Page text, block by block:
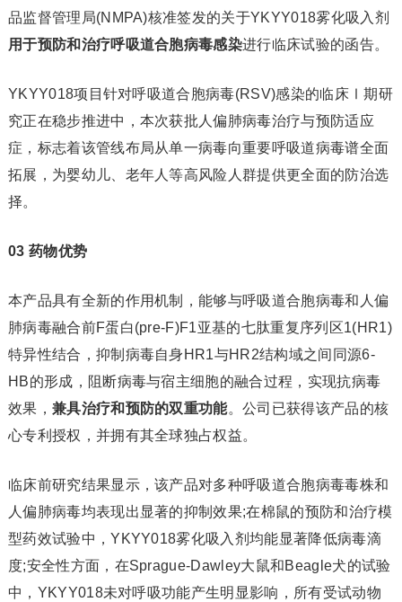
品监督管理局(NMPA)核准签发的关于YKYY018雾化吸入剂
用于预防和治疗呼吸道合胞病毒感染进行临床试验的函告。
YKYY018项目针对呼吸道合胞病毒(RSV)感染的临床Ⅰ期研
究正在稳步推进中，本次获批人偏肺病毒治疗与预防适应
症，标志着该管线布局从单一病毒向重要呼吸道病毒谱全面
拓展，为婴幼儿、老年人等高风险人群提供更全面的防治选
择。
03 药物优势
本产品具有全新的作用机制，能够与呼吸道合胞病毒和人偏
肺病毒融合前F蛋白(pre-F)F1亚基的七肽重复序列区1(HR1)
特异性结合，抑制病毒自身HR1与HR2结构域之间同源6-
HB的形成，阻断病毒与宿主细胞的融合过程，实现抗病毒
效果， 兼具治疗和预防的双重功能。公司已获得该产品的核
心专利授权，并拥有其全球独占权益。
临床前研究结果显示，该产品对多种呼吸道合胞病毒毒株和
人偏肺病毒均表现出显著的抑制效果;在棉鼠的预防和治疗模
型药效试验中，YKYY018雾化吸入剂均能显著降低病毒滴
度;安全性方面，在Sprague-Dawley大鼠和Beagle犬的试验
中，YKYY018未对呼吸功能产生明显影响，所有受试动物